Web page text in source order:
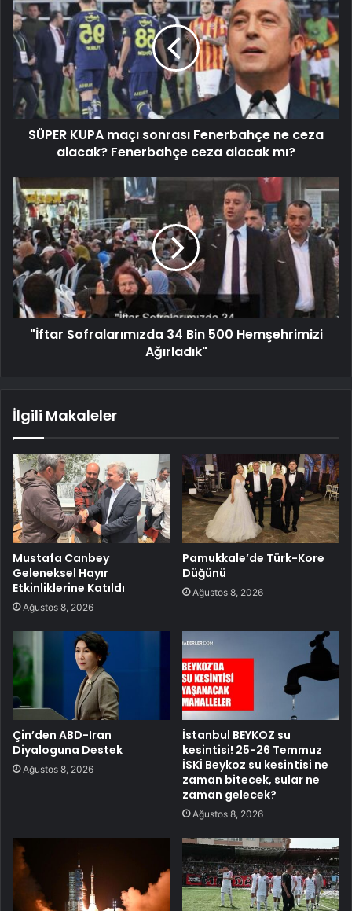
SÜPER KUPA maçı sonrası Fenerbahçe ne ceza
alacak? Fenerbahçe ceza alacak mı?
"İftar Sofralarımızda 34 Bin 500 Hemşehrimizi
Ağırladık"
İlgili Makaleler
Mustafa Canbey
Geleneksel Hayır
Etkinliklerine Katıldı
Ağustos 8, 2026
Pamukkale’de Türk-Kore
Düğünü
Ağustos 8, 2026
Çin’den ABD-Iran
Diyaloguna Destek
Ağustos 8, 2026
İstanbul BEYKOZ su
kesintisi! 25-26 Temmuz
İSKİ Beykoz su kesintisi ne
zaman bitecek, sular ne
zaman gelecek?
Ağustos 8, 2026